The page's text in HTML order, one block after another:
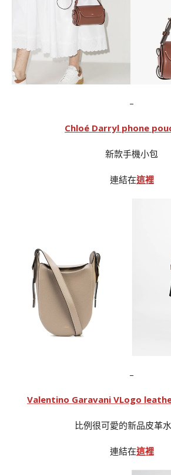
–
Chloé Darryl phone
新款手機小包
連結在這裡
–
Valentino Garavani VLogo
比例很可愛的新品皮革
連結在這裡